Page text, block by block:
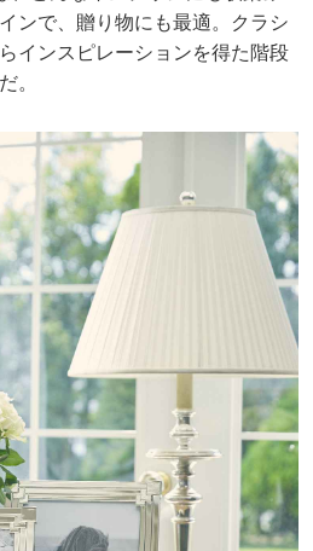
ンで、贈り物にも最適。クラシ
インスピレーションを得た階段
。